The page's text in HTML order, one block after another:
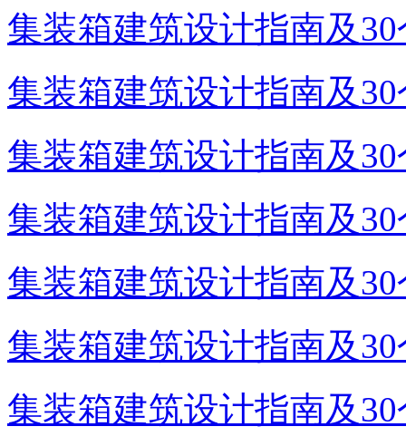
集装箱建筑设计指南及
集装箱建筑设计指南及
集装箱建筑设计指南及
集装箱建筑设计指南及
集装箱建筑设计指南及
集装箱建筑设计指南及
集装箱建筑设计指南及